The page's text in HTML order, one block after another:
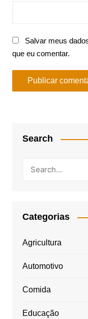
Salvar meus
que eu comentar.
Search
Categorias
Agricultura
Automotivo
Comida
Educação